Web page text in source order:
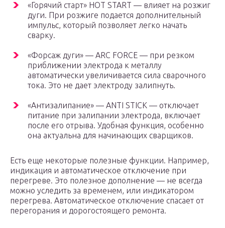
«Горячий старт» HOT START — влияет на розжиг
дуги. При розжиге подается дополнительный
импульс, который позволяет легко начать
сварку.
«Форсаж дуги» — ARC FORCE — при резком
приближении электрода к металлу
автоматически увеличивается сила сварочного
тока. Это не дает электроду залипнуть.
«Антизалипание» — ANTI STICK — отключает
питание при залипании электрода, включает
после его отрыва. Удобная функция, особенно
она актуальна для начинающих сварщиков.
Есть еще некоторые полезные функции. Например,
индикация и автоматическое отключение при
перегреве. Это полезное дополнение — не всегда
можно уследить за временем, или индикатором
перегрева. Автоматическое отключение спасает от
перегорания и дорогостоящего ремонта.